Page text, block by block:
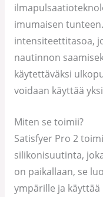
imumaisen
intensiteettitasoa,
nautinnon
käytettäväksi
voidaan käyttää
Miten se toimii?
Satisfyer Pro 2
silikonisuutinta,
on paikallaan, se
ympärille ja